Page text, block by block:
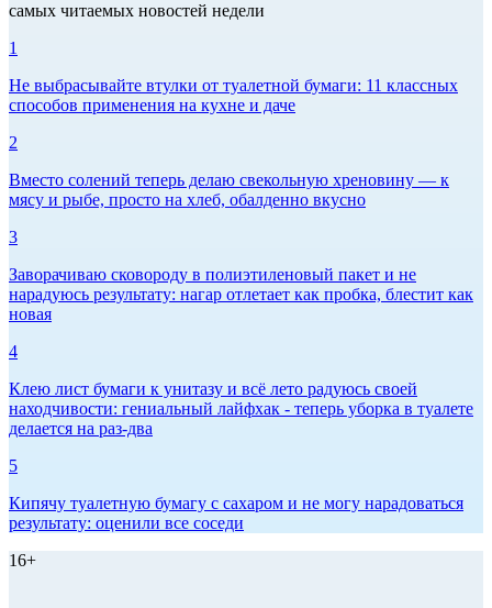
самых читаемых новостей недели
1
Не выбрасывайте втулки от туалетной бумаги: 11 классных
способов применения на кухне и даче
2
Вместо солений теперь делаю свекольную хреновину — к
мясу и рыбе, просто на хлеб, обалденно вкусно
3
Заворачиваю сковороду в полиэтиленовый пакет и не
нарадуюсь результату: нагар отлетает как пробка, блестит как
новая
4
Клею лист бумаги к унитазу и всё лето радуюсь своей
находчивости: гениальный лайфхак - теперь уборка в туалете
делается на раз-два
5
Кипячу туалетную бумагу с сахаром и не могу нарадоваться
результату: оценили все соседи
16+